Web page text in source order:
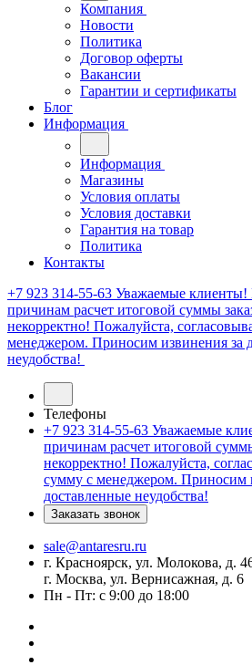
Компания
Новости
Политика
Договор оферты
Вакансии
Гарантии и сертификаты
Блог
Информация
Информация
Магазины
Условия оплаты
Условия доставки
Гарантия на товар
Политика
Контакты
+7 923 314-55-63 Уважаемые клиенты!
причинам расчет итоговой суммы
некорректно! Пожалуйста,
менеджером. Приносим извинения за
неудобства!
Телефоны
+7 923 314-55-63 Уважаемые
причинам расчет итоговой
некорректно! Пожалуйста,
сумму с менеджером. Приносим
доставленные неудобства!
Заказать звонок
sale@antaresru.ru
г. Красноярск, ул. Молокова, д.
г. Москва, ул. Вернисажная, д. 6
Пн - Пт: с 9:00 до 18:00